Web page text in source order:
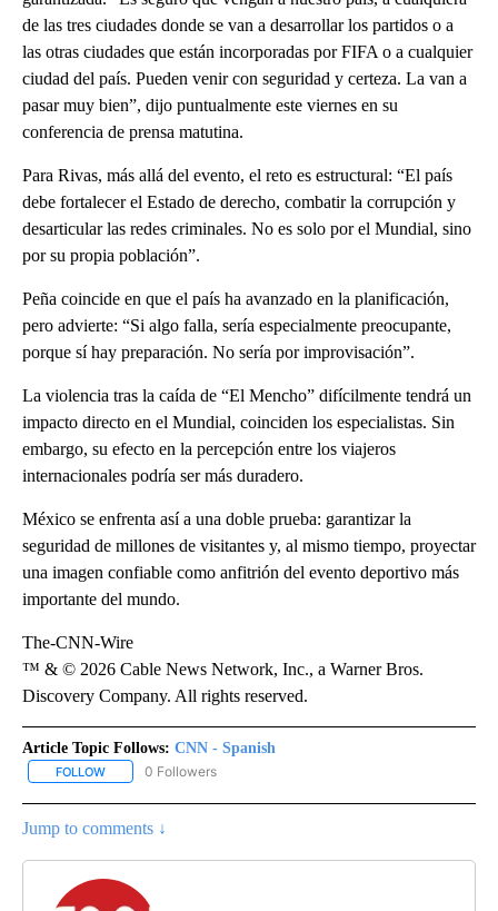
de las tres ciudades donde se van a desarrollar los partidos o a
las otras ciudades que están incorporadas por FIFA o a cualquier
ciudad del país. Pueden venir con seguridad y certeza. La van a
pasar muy bien”, dijo puntualmente este viernes en su
conferencia de prensa matutina.
Para Rivas, más allá del evento, el reto es estructural: “El país
debe fortalecer el Estado de derecho, combatir la corrupción y
desarticular las redes criminales. No es solo por el Mundial, sino
por su propia población”.
Peña coincide en que el país ha avanzado en la planificación,
pero advierte: “Si algo falla, sería especialmente preocupante,
porque sí hay preparación. No sería por improvisación”.
La violencia tras la caída de “El Mencho” difícilmente tendrá un
impacto directo en el Mundial, coinciden los especialistas. Sin
embargo, su efecto en la percepción entre los viajeros
internacionales podría ser más duradero.
México se enfrenta así a una doble prueba: garantizar la
seguridad de millones de visitantes y, al mismo tiempo, proyectar
una imagen confiable como anfitrión del evento deportivo más
importante del mundo.
The-CNN-Wire
™ & © 2026 Cable News Network, Inc., a Warner Bros.
Discovery Company. All rights reserved.
Article Topic Follows: CNN - Spanish
FOLLOW FOLLOW "CNN - SPANISH" TO RECEIVE NOTIFICATIONS ABOUT
0 Followers
Jump to comments ↓